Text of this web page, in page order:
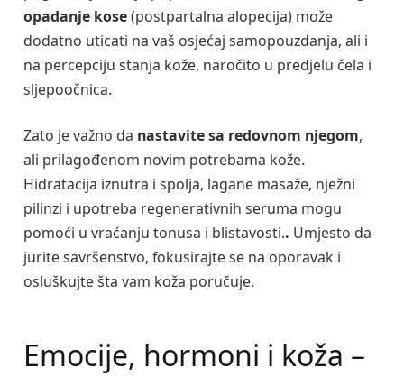
opadanje kose(postpartalna alopecija) može
dodatno uticati na vaš osjećaj samopouzdanja, ali i
na percepciju stanja kože, naročito u predjelu čela i
sljepoočnica.
Zato je važno da nastavite sa redovnom njegom,
ali prilagođenom novim potrebama kože.
Hidratacija iznutra i spolja, lagane masaže, nježni
pilinzi i upotreba regenerativnih seruma mogu
pomoći u vraćanju tonusa i blistavosti.. Umjesto da
jurite savršenstvo, fokusirajte se na oporavak i
osluškujte šta vam koža poručuje.
Emocije, hormoni i koža –